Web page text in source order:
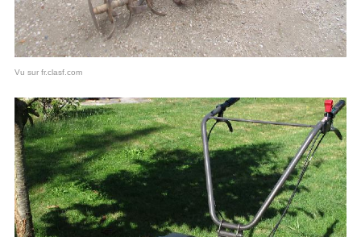
Vu sur fr.clasf.com